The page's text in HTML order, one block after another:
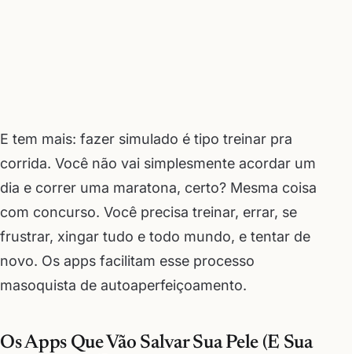
E tem mais: fazer simulado é tipo treinar pra
corrida. Você não vai simplesmente acordar um
dia e correr uma maratona, certo? Mesma coisa
com concurso. Você precisa treinar, errar, se
frustrar, xingar tudo e todo mundo, e tentar de
novo. Os apps facilitam esse processo
masoquista de autoaperfeiçoamento.
Os Apps Que Vão Salvar Sua Pele (E Sua